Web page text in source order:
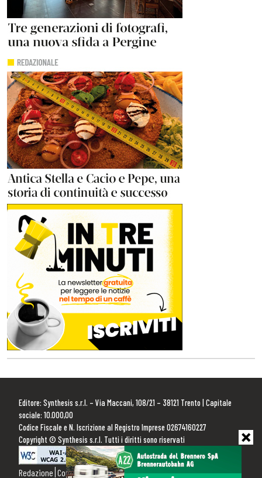
Editore: Synthesis s.r.l. – Via Maccani, 108/21 – 38121 Trento | Capitale
sociale: 10.000,00
Codice Fiscale e N. Iscrizione al Registro Imprese 02674160227
Copyright © Synthesis s.r.l. Tutti i diritti sono riservati
Redazione Contattaci Pubblicità Privacy Policy Cookie Policy